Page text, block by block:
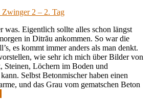
was. Eigentlich sollte alles schon längst
in Ditrău ankommen. So war die
es kommt immer anders als man denkt.
wie sehr ich mich über Bilder von
Steinen, Löchern im Boden und
Selbst Betonmischer haben einen
und das Grau vom gematschen Beton